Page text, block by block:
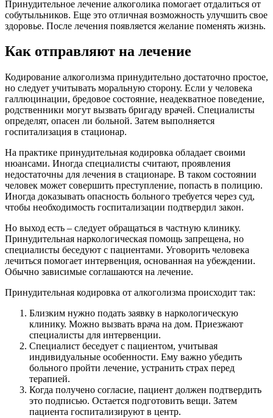
Принудительное лечение алкоголика помогает отдалиться от
собутыльников. Еще это отличная возможность улучшить свое
здоровье. После лечения появляется желание поменять жизнь.
Как отправляют на лечение
Кодирование алкоголизма принудительно достаточно простое,
но следует учитывать моральную сторону. Если у человека
галлюцинации, бредовое состояние, неадекватное поведение,
родственники могут вызвать бригаду врачей. Специалисты
определят, опасен ли больной. Затем выполняется
госпитализация в стационар.
На практике принудительная кодировка обладает своими
нюансами. Иногда специалисты считают, проявления
недостаточны для лечения в стационаре. В таком состоянии
человек может совершить преступление, попасть в полицию.
Иногда доказывать опасность больного требуется через суд,
чтобы необходимость госпитализации подтвердил закон.
Но выход есть – следует обращаться в частную клинику.
Принудительная наркологическая помощь запрещена, но
специалисты беседуют с пациентами. Уговорить человека
лечиться помогает интервенция, основанная на убеждении.
Обычно зависимые соглашаются на лечение.
Принудительная кодировка от алкоголизма происходит так:
Близким нужно подать заявку в наркологическую
клинику. Можно вызвать врача на дом. Приезжают
специалисты для интервенции.
Специалист беседует с пациентом, учитывая
индивидуальные особенности. Ему важно убедить
больного пройти лечение, устранить страх перед
терапией.
Когда получено согласие, пациент должен подтвердить
это подписью. Остается подготовить вещи. Затем
пациента госпитализируют в центр.